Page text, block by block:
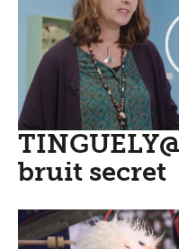
bruit secret